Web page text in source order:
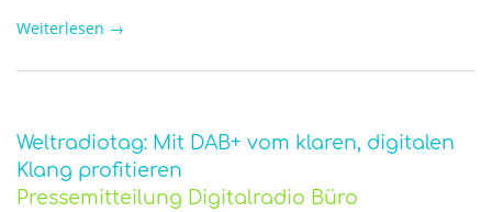
Weiterlesen →
Weltradiotag: Mit DAB+ vom klaren, digitalen
Klang profitieren
Pressemitteilung Digitalradio Büro